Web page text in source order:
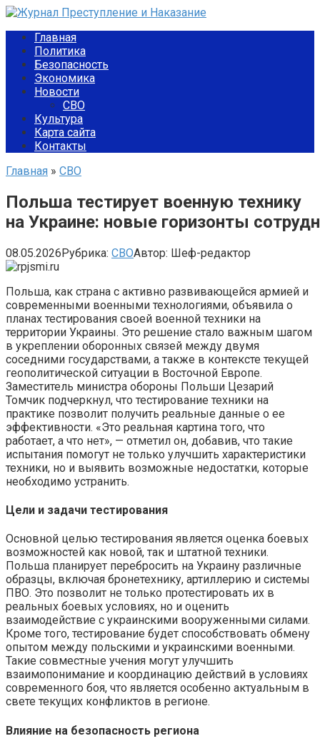
Перейти
контентуГлавная
Политика
Безопасность
Экономика
Новости
СВО
Культура
Карта сайта
Контакты
Главная » СВО
Польша тестирует военную технику
на Украине: новые горизонты
08.05.2026Рубрика: СВОАвтор: Шеф-редактор
Польша, как страна с активно развивающейся армией и
современными военными технологиями, объявила о
планах тестирования своей военной техники на
территории Украины. Это решение стало важным шагом
в укреплении оборонных связей между двумя
соседними государствами, а также в контексте текущей
геополитической ситуации в Восточной Европе.
Заместитель министра обороны Польши Цезарий
Томчик подчеркнул, что тестирование техники на
практике позволит получить реальные данные о ее
эффективности. «Это реальная картина того, что
работает, а что нет», — отметил он, добавив, что такие
испытания помогут не только улучшить характеристики
техники, но и выявить возможные недостатки, которые
необходимо устранить.
Цели и задачи тестирования
Основной целью тестирования является оценка боевых
возможностей как новой, так и штатной техники.
Польша планирует перебросить на Украину различные
образцы, включая бронетехнику, артиллерию и системы
ПВО. Это позволит не только протестировать их в
реальных боевых условиях, но и оценить
взаимодействие с украинскими вооруженными силами.
Кроме того, тестирование будет способствовать обмену
опытом между польскими и украинскими военными.
Такие совместные учения могут улучшить
взаимопонимание и координацию действий в условиях
современного боя, что является особенно актуальным в
свете текущих конфликтов в регионе.
Влияние на безопасность региона